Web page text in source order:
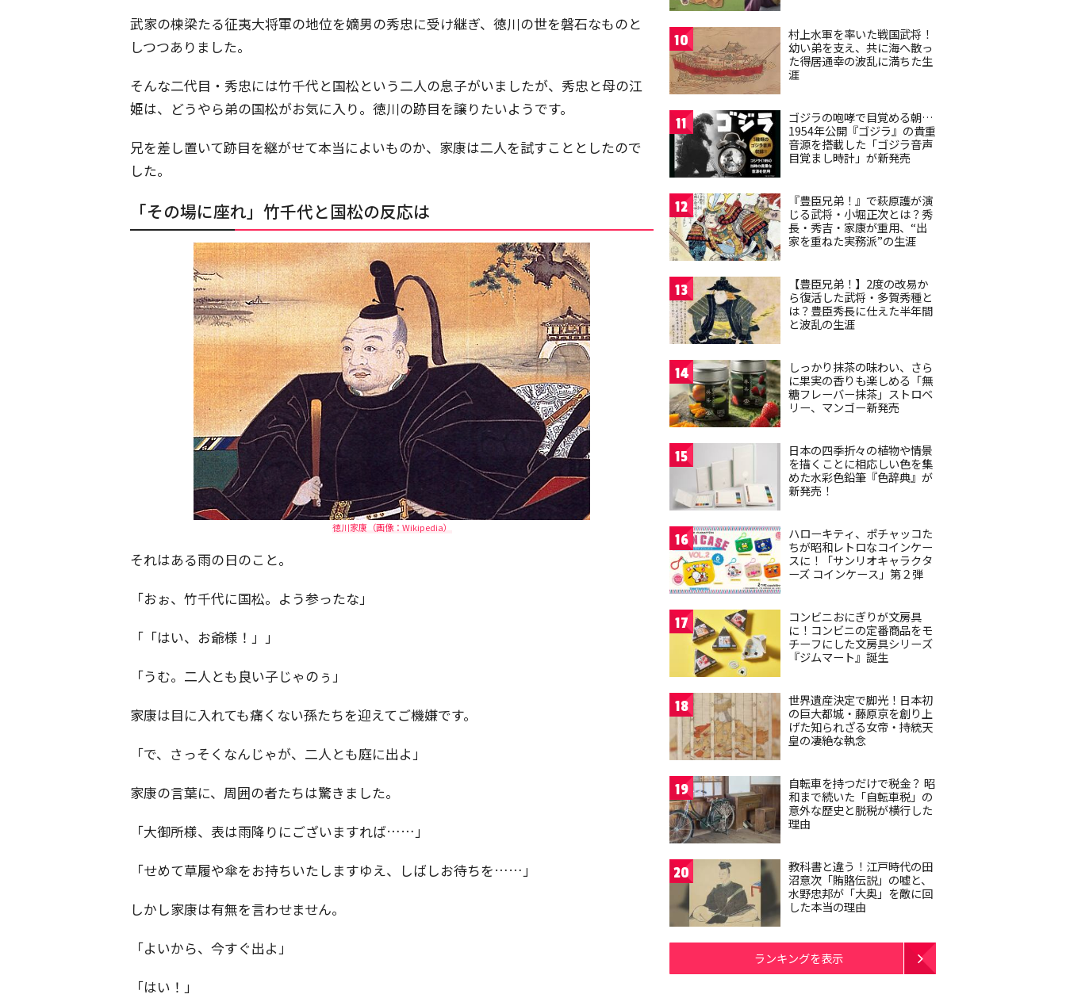
武家の棟梁たる征夷大将軍の地位を嫡男の秀忠に受け継ぎ、徳川の世を磐石なものと
しつつありました。
そんな二代目・秀忠には竹千代と国松という二人の息子がいましたが、秀忠と母の江
姫は、どうやら弟の国松がお気に入り。徳川の跡目を譲りたいようです。
兄を差し置いて跡目を継がせて本当によいものか、家康は二人を試すこととしたので
した。
「その場に座れ」竹千代と国松の反応は
徳川家康（画像：Wikipedia）
それはある雨の日のこと。
「おぉ、竹千代に国松。よう参ったな」
「「はい、お爺様！」」
「うむ。二人とも良い子じゃのぅ」
家康は目に入れても痛くない孫たちを迎えてご機嫌です。
「で、さっそくなんじゃが、二人とも庭に出よ」
家康の言葉に、周囲の者たちは驚きました。
「大御所様、表は雨降りにございますれば……」
「せめて草履や傘をお持ちいたしますゆえ、しばしお待ちを……」
しかし家康は有無を言わせません。
「よいから、今すぐ出よ」
「はい！」
10
村上水軍を率いた戦国武将！
幼い弟を支え、共に海へ散っ
た得居通幸の波乱に満ちた生
涯
11
ゴジラの咆哮で目覚める朝…
1954年公開『ゴジラ』の貴重
音源を搭載した「ゴジラ音声
目覚まし時計」が新発売
12
『豊臣兄弟！』で萩原護が演
じる武将・小堀正次とは？秀
長・秀吉・家康が重用、“出
家を重ねた実務派”の生涯
13
【豊臣兄弟！】2度の改易か
ら復活した武将・多賀秀種と
は？豊臣秀長に仕えた半年間
と波乱の生涯
14
しっかり抹茶の味わい、さら
に果実の香りも楽しめる「無
糖フレーバー抹茶」ストロベ
リー、マンゴー新発売
15
日本の四季折々の植物や情景
を描くことに相応しい色を集
めた水彩色鉛筆『色辞典』が
新発売！
16
ハローキティ、ポチャッコた
ちが昭和レトロなコインケー
スに！「サンリオキャラクタ
ーズ コインケース」第２弾
17
コンビニおにぎりが文房具
に！コンビニの定番商品をモ
チーフにした文房具シリーズ
『ジムマート』誕生
18
世界遺産決定で脚光！日本初
の巨大都城・藤原京を創り上
げた知られざる女帝・持統天
皇の凄絶な執念
19
自転車を持つだけで税金？ 昭
和まで続いた「自転車税」の
意外な歴史と脱税が横行した
理由
20
教科書と違う！江戸時代の田
沼意次「賄賂伝説」の嘘と、
水野忠邦が「大奥」を敵に回
した本当の理由
ランキングを表示